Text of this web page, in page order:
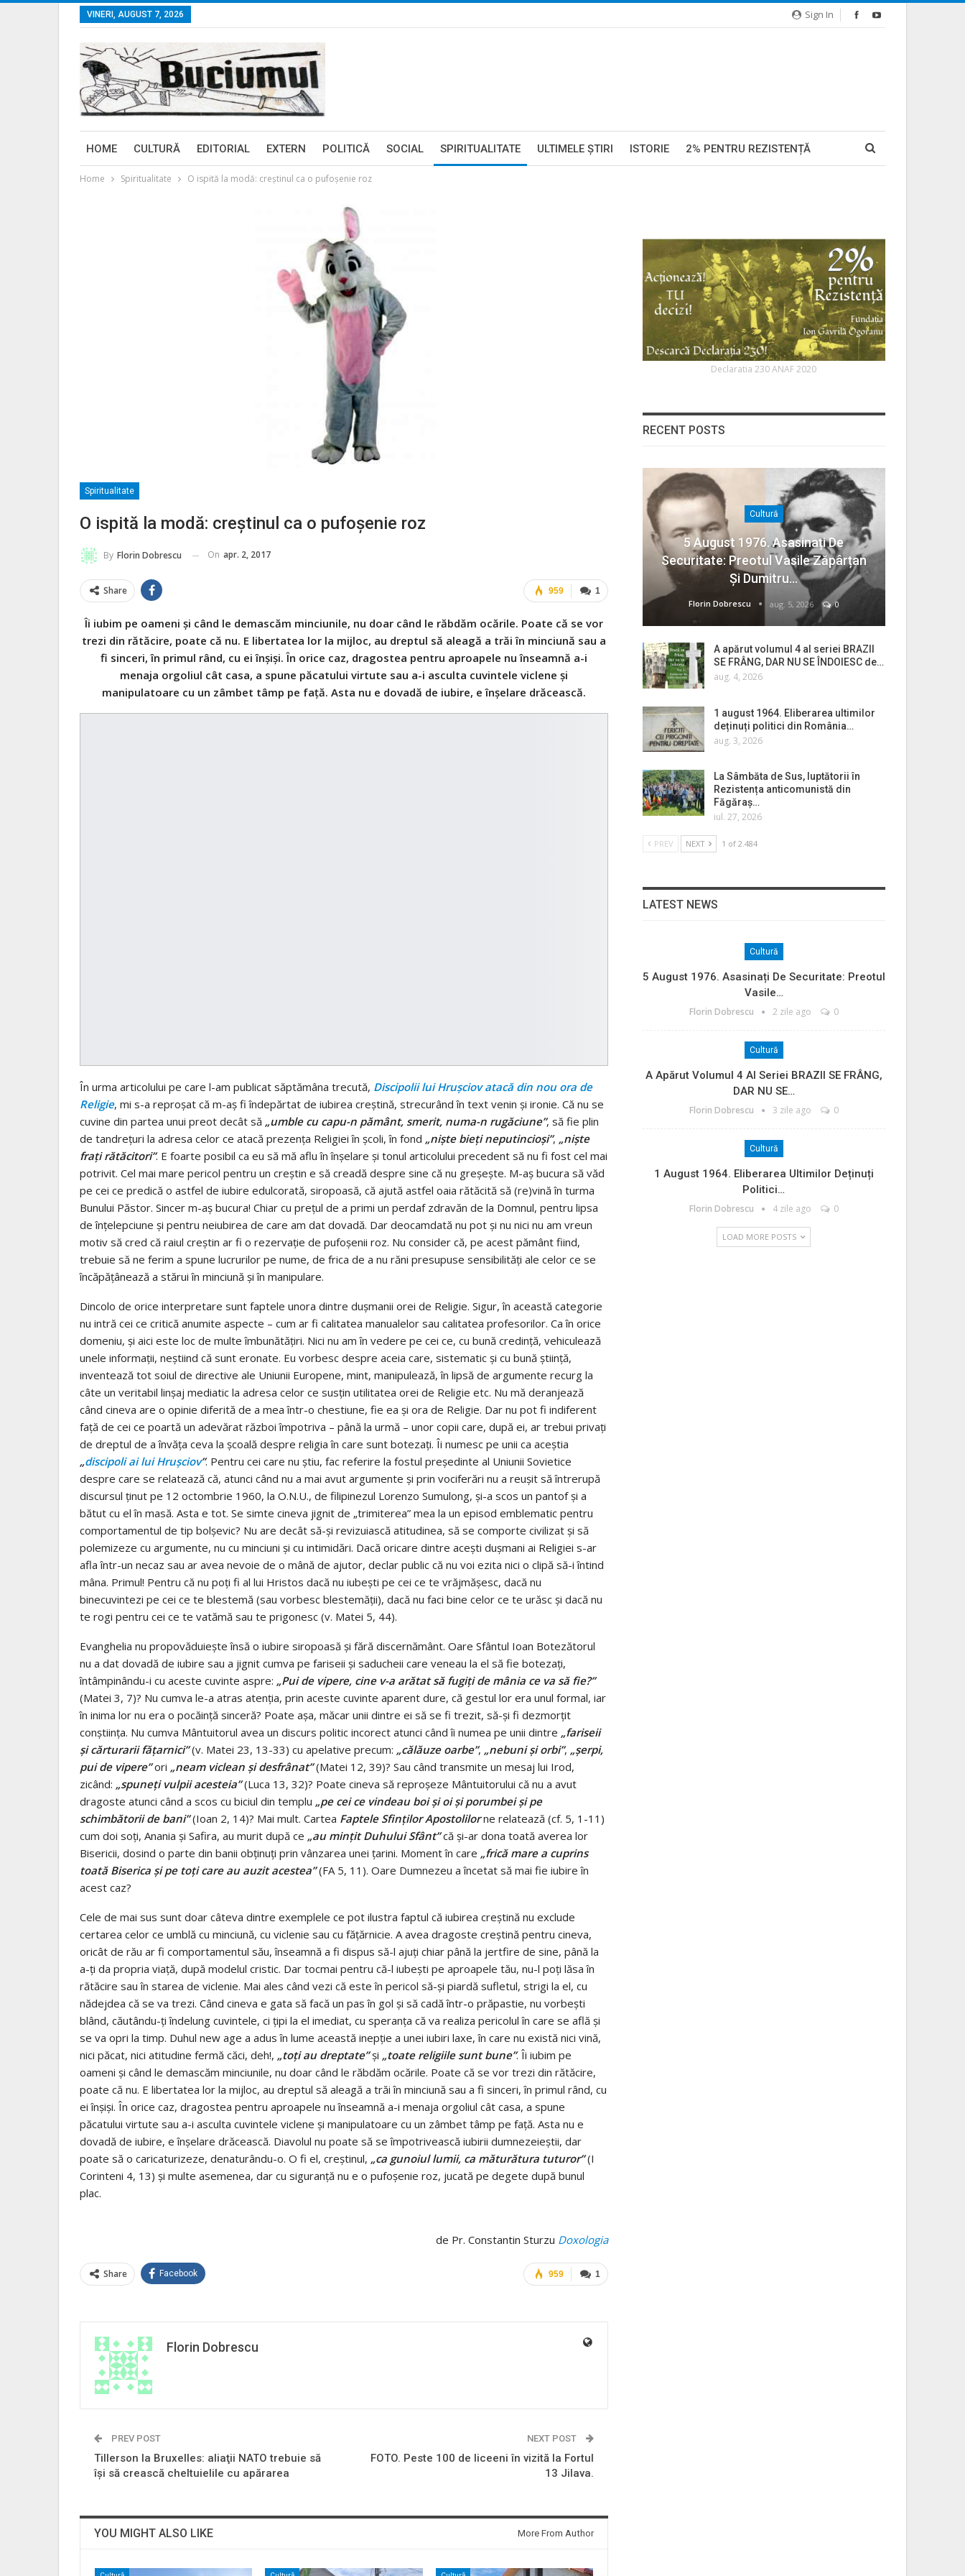
Sign In
VINERI, AUGUST 7, 2026
HOME CULTURĂ EDITORIAL EXTERN POLITICĂ SOCIAL SPIRITUALITATE ULTIMELE ŞTIRI ISTORIE 2% PENTRU REZISTENȚĂ
Home Spiritualitate O ispită la modă: creştinul ca o pufoşenie roz
Spiritualitate
O ispită la modă: creştinul ca o pufoşenie roz
By Florin Dobrescu On apr. 2, 2017
1
959
Share
Îi iubim pe oameni şi când le demascăm minciunile, nu doar când le răbdăm ocările. Poate că se vor
trezi din rătăcire, poate că nu. E libertatea lor la mijloc, au dreptul să aleagă a trăi în minciună sau a
fi sinceri, în primul rând, cu ei înşişi. În orice caz, dragostea pentru aproapele nu înseamnă a-i
menaja orgoliul cât casa, a spune păcatului virtute sau a-i asculta cuvintele viclene şi
manipulatoare cu un zâmbet tâmp pe faţă. Asta nu e dovadă de iubire, e înşelare drăcească.
În urma articolului pe care l-am publicat săptămâna trecută, Discipolii lui Hruşciov atacă din nou ora de
Religie, mi s-a reproşat că m-aş fi îndepărtat de iubirea creştină, strecurând în text venin şi ironie. Că nu se
cuvine din partea unui preot decât să „umble cu capu-n pământ, smerit, numa-n rugăciune”, să fie plin
de tandreţuri la adresa celor ce atacă prezenţa Religiei în şcoli, în fond „nişte bieţi neputincioşi”, „nişte
fraţi rătăcitori”. E foarte posibil ca eu să mă aflu în înşelare şi tonul articolului precedent să nu fi fost cel mai
potrivit. Cel mai mare pericol pentru un creştin e să creadă despre sine că nu greşeşte. M-aş bucura să văd
pe cei ce predică o astfel de iubire edulcorată, siropoasă, că ajută astfel oaia rătăcită să (re)vină în turma
Bunului Păstor. Sincer m-aş bucura! Chiar cu preţul de a primi un perdaf zdravăn de la Domnul, pentru lipsa
de înţelepciune şi pentru neiubirea de care am dat dovadă. Dar deocamdată nu pot şi nu nici nu am vreun
motiv să cred că raiul creştin ar fi o rezervaţie de pufoşenii roz. Nu consider că, pe acest pământ fiind,
trebuie să ne ferim a spune lucrurilor pe nume, de frica de a nu răni presupuse sensibilităţi ale celor ce se
încăpăţânează a stărui în minciună şi în manipulare.
Dincolo de orice interpretare sunt faptele unora dintre duşmanii orei de Religie. Sigur, în această categorie
nu intră cei ce critică anumite aspecte – cum ar fi calitatea manualelor sau calitatea profesorilor. Ca în orice
domeniu, şi aici este loc de multe îmbunătăţiri. Nici nu am în vedere pe cei ce, cu bună credinţă, vehiculează
unele informaţii, neştiind că sunt eronate. Eu vorbesc despre aceia care, sistematic şi cu bună ştiinţă,
inventează tot soiul de directive ale Uniunii Europene, mint, manipulează, în lipsă de argumente recurg la
câte un veritabil linşaj mediatic la adresa celor ce susţin utilitatea orei de Religie etc. Nu mă deranjează
când cineva are o opinie diferită de a mea într-o chestiune, fie ea şi ora de Religie. Dar nu pot fi indiferent
faţă de cei ce poartă un adevărat război împotriva – până la urmă – unor copii care, după ei, ar trebui privaţi
de dreptul de a învăţa ceva la şcoală despre religia în care sunt botezaţi. Îi numesc pe unii ca aceştia
„discipoli ai lui Hruşciov”. Pentru cei care nu ştiu, fac referire la fostul preşedinte al Uniunii Sovietice
despre care se relatează că, atunci când nu a mai avut argumente şi prin vociferări nu a reuşit să întrerupă
discursul ţinut pe 12 octombrie 1960, la O.N.U., de filipinezul Lorenzo Sumulong, şi-a scos un pantof şi a
bătut cu el în masă. Asta e tot. Se simte cineva jignit de „trimiterea” mea la un episod emblematic pentru
comportamentul de tip bolşevic? Nu are decât să-şi revizuiască atitudinea, să se comporte civilizat şi să
polemizeze cu argumente, nu cu minciuni şi cu intimidări. Dacă oricare dintre aceşti duşmani ai Religiei s-ar
afla într-un necaz sau ar avea nevoie de o mână de ajutor, declar public că nu voi ezita nici o clipă să-i întind
mâna. Primul! Pentru că nu poţi fi al lui Hristos dacă nu iubeşti pe cei ce te vrăjmăşesc, dacă nu
binecuvintezi pe cei ce te blestemă (sau vorbesc blestemăţii), dacă nu faci bine celor ce te urăsc şi dacă nu
te rogi pentru cei ce te vatămă sau te prigonesc (v. Matei 5, 44).
Evanghelia nu propovăduieşte însă o iubire siropoasă şi fără discernământ. Oare Sfântul Ioan Botezătorul
nu a dat dovadă de iubire sau a jignit cumva pe fariseii şi saducheii care veneau la el să fie botezaţi,
întâmpinându-i cu aceste cuvinte aspre: „Pui de vipere, cine v-a arătat să fugiţi de mânia ce va să fie?”
(Matei 3, 7)? Nu cumva le-a atras atenţia, prin aceste cuvinte aparent dure, că gestul lor era unul formal, iar
în inima lor nu era o pocăinţă sinceră? Poate aşa, măcar unii dintre ei să se fi trezit, să-şi fi dezmorţit
conştiinţa. Nu cumva Mântuitorul avea un discurs politic incorect atunci când îi numea pe unii dintre „fariseii
şi cărturarii făţarnici”(v. Matei 23, 13-33) cu apelative precum: „călăuze oarbe”, „nebuni şi orbi”, „şerpi,
pui de vipere”ori „neam viclean şi desfrânat”(Matei 12, 39)? Sau când transmite un mesaj lui Irod,
zicând: „spuneţi vulpii acesteia”(Luca 13, 32)? Poate cineva să reproşeze Mântuitorului că nu a avut
dragoste atunci când a scos cu biciul din templu „pe cei ce vindeau boi şi oi şi porumbei şi pe
schimbătorii de bani”(Ioan 2, 14)? Mai mult. Cartea Faptele Sfinţilor Apostolilorne relatează (cf. 5, 1-11)
cum doi soţi, Anania şi Safira, au murit după ce „au minţit Duhului Sfânt”că şi-ar dona toată averea lor
Bisericii, dosind o parte din banii obţinuţi prin vânzarea unei ţarini. Moment în care „frică mare a cuprins
toată Biserica şi pe toţi care au auzit acestea”(FA 5, 11). Oare Dumnezeu a încetat să mai fie iubire în
acest caz?
Cele de mai sus sunt doar câteva dintre exemplele ce pot ilustra faptul că iubirea creştină nu exclude
certarea celor ce umblă cu minciună, cu viclenie sau cu făţărnicie. A avea dragoste creştină pentru cineva,
oricât de rău ar fi comportamentul său, înseamnă a fi dispus să-l ajuţi chiar până la jertfire de sine, până la
a-ţi da propria viaţă, după modelul cristic. Dar tocmai pentru că-l iubeşti pe aproapele tău, nu-l poţi lăsa în
rătăcire sau în starea de viclenie. Mai ales când vezi că este în pericol să-şi piardă sufletul, strigi la el, cu
nădejdea că se va trezi. Când cineva e gata să facă un pas în gol şi să cadă într-o prăpastie, nu vorbeşti
blând, căutându-ţi îndelung cuvintele, ci ţipi la el imediat, cu speranţa că va realiza pericolul în care se află şi
se va opri la timp. Duhul new age a adus în lume această inepţie a unei iubiri laxe, în care nu există nici vină,
nici păcat, nici atitudine fermă căci, deh!, „toţi au dreptate”şi „toate religiile sunt bune”. Îi iubim pe
oameni şi când le demascăm minciunile, nu doar când le răbdăm ocările. Poate că se vor trezi din rătăcire,
poate că nu. E libertatea lor la mijloc, au dreptul să aleagă a trăi în minciună sau a fi sinceri, în primul rând, cu
ei înşişi. În orice caz, dragostea pentru aproapele nu înseamnă a-i menaja orgoliul cât casa, a spune
păcatului virtute sau a-i asculta cuvintele viclene şi manipulatoare cu un zâmbet tâmp pe faţă. Asta nu e
dovadă de iubire, e înşelare drăcească. Diavolul nu poate să se împotrivească iubirii dumnezeieştii, dar
poate să o caricaturizeze, denaturându-o. O fi el, creştinul, „ca gunoiul lumii, ca măturătura tuturor”(I
Corinteni 4, 13) şi multe asemenea, dar cu siguranţă nu e o pufoşenie roz, jucată pe degete după bunul
plac.
de Pr. Constantin Sturzu Doxologia
1
959
Share Facebook
Florin Dobrescu
PREV POST
Tillerson la Bruxelles: aliaţii NATO trebuie să
îşi să crească cheltuielile cu apărarea
NEXT POST
FOTO. Peste 100 de liceeni în vizită la Fortul
13 Jilava.
YOU MIGHT ALSO LIKE More From Author
Declaratia 230 ANAF 2020
RECENT POSTS
Cultură
5 August 1976. Asasinați De
Securitate: Preotul Vasile Zăpârțan
Și Dumitru…
Florin Dobrescu aug. 5, 2026 0
A apărut volumul 4 al seriei BRAZII
SE FRÂNG, DAR NU SE ÎNDOIESC de…
aug. 4, 2026
1 august 1964. Eliberarea ultimilor
deținuți politici din România…
aug. 3, 2026
La Sâmbăta de Sus, luptătorii în
Rezistența anticomunistă din
Făgăraș…
iul. 27, 2026
PREV NEXT 1 of 2.484
LATEST NEWS
Cultură
5 August 1976. Asasinați De Securitate: Preotul
Vasile…
Florin Dobrescu 2 zile ago 0
Cultură
A Apărut Volumul 4 Al Seriei BRAZII SE FRÂNG,
DAR NU SE…
Florin Dobrescu 3 zile ago 0
Cultură
1 August 1964. Eliberarea Ultimilor Deținuți
Politici…
Florin Dobrescu 4 zile ago 0
LOAD MORE POSTS